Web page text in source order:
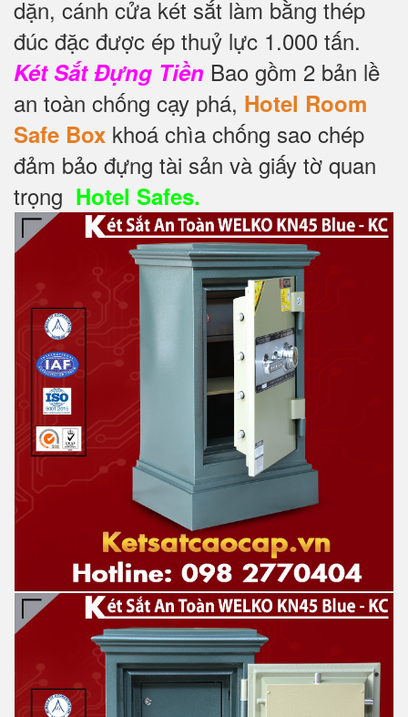
dặn, cánh cửa két sắt làm bằng thép
đúc đặc được ép thuỷ lực 1.000 tấn.
Két Sắt Đựng Tiền Bao gồm 2 bản lề
an toàn chống cạy phá, Hotel Room
Safe Box khoá chìa chống sao chép
đảm bảo đựng tài sản và giấy tờ quan
trọng Hotel Safes.